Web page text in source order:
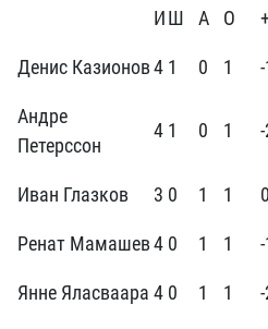
ИШ А О
Денис Казионов4 1 0 1 -
Андре
Петерссон
4 1 0 1
Иван Глазков 3 0 1 1 0
Ренат Мамашев4 0 1 1 -
Янне Яласваара 4 0 1 1